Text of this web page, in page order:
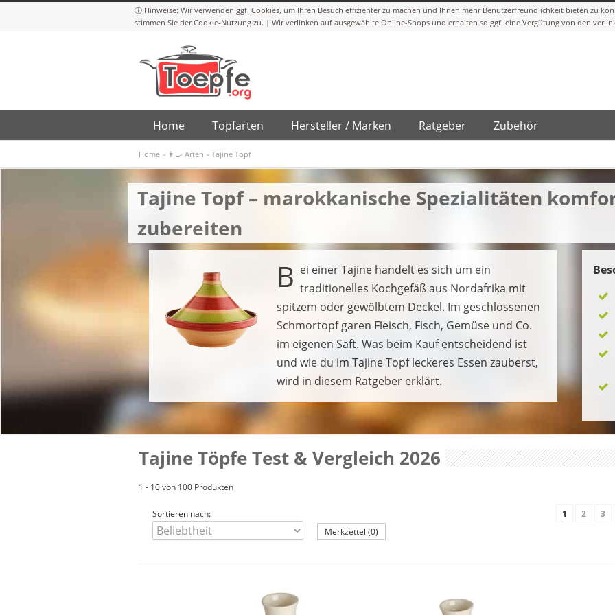
Cookies
Home Topfarten Hersteller / Marken Ratgeber Zubehör
Home » 👨‍🍳 Arten » Tajine Topf
Tajine Topf – marokkanische Spezialitäten
zubereiten
B ei einer Tajine handelt es sich um ein
traditionelles Kochgefäß aus Nordafrika mit
spitzem oder gewölbtem Deckel. Im geschlossenen
Schmortopf garen Fleisch, Fisch, Gemüse und Co.
im eigenen Saft. Was beim Kauf entscheidend ist
und wie du im Tajine Topf leckeres Essen zauberst,
wird in diesem Ratgeber erklärt.
Tajine Töpfe Test & Vergleich 2026
1 - 10 von 100 Produkten
Sortieren nach:
Merkzettel (0)
1 2 3